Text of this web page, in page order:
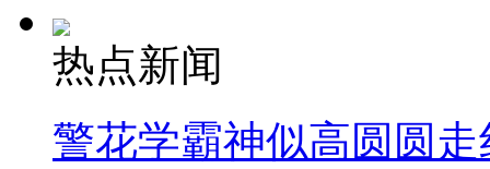
热点新闻
警花学霸神似高圆圆走